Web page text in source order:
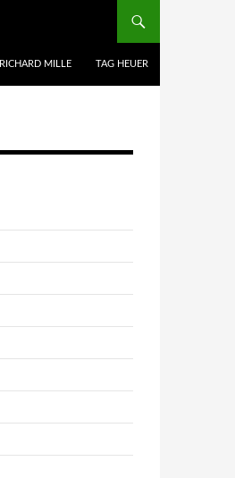
RICHARD MILLE TAG HEUER